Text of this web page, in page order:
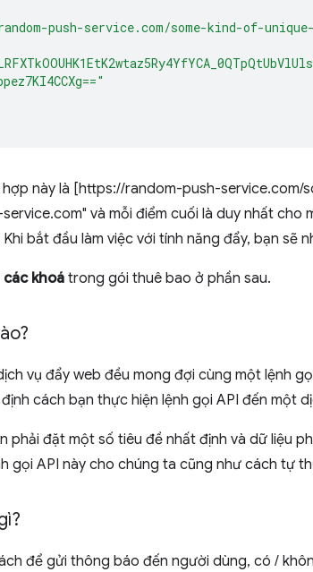
push-service.com/some-kind-of-
này là [https://random-push-service.com/
và mỗi điểm cuối là duy nhất
bắt đầu làm việc với tính năng đẩy, bạn sẽ
các khoá trong gói thuê bao ở phần sau.
vụ đẩy web đều mong đợi cùng một lệnh
cách bạn thực hiện lệnh gọi API đến một
phải đặt một số tiêu đề nhất định và dữ liệu
gọi API này cho chúng ta cũng như cách tự
để gửi thông báo đến người dùng, có /